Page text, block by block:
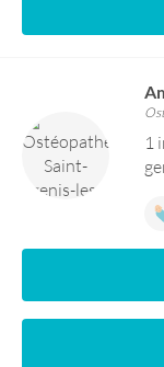
1